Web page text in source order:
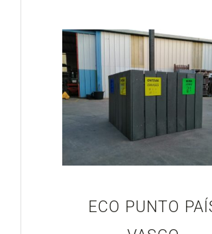
Proyectos Realizados
ECO PUNTO